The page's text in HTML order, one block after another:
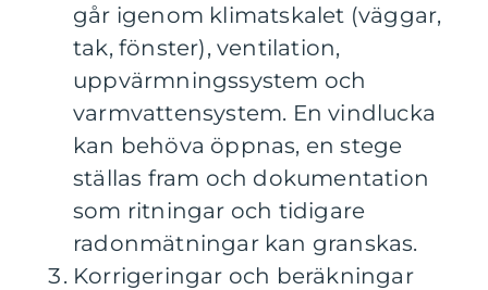
går igenom klimatskalet (väggar,
tak, fönster), ventilation,
uppvärmningssystem och
varmvattensystem. En vindlucka
kan behöva öppnas, en stege
ställas fram och dokumentation
som ritningar och tidigare
radonmätningar kan granskas.
Korrigeringar och beräkningar